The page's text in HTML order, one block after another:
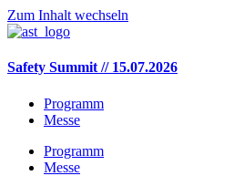
Zum Inhalt wechseln
Safety Summit // 15.07.2026
Programm
Messe
Programm
Messe